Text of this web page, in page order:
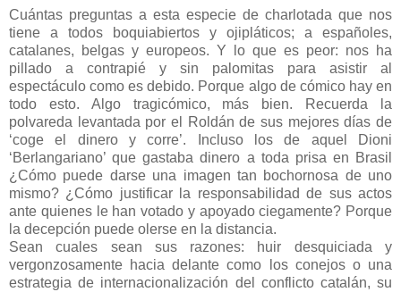
Cuántas preguntas a esta especie de charlotada que nos
tiene a todos boquiabiertos y ojipláticos; a españoles,
catalanes, belgas y europeos. Y lo que es peor: nos ha
pillado a contrapié y sin palomitas para asistir al
espectáculo como es debido. Porque algo de cómico hay en
todo esto. Algo tragicómico, más bien. Recuerda la
polvareda levantada por el Roldán de sus mejores días de
‘coge el dinero y corre’. Incluso los de aquel Dioni
‘Berlangariano’ que gastaba dinero a toda prisa en Brasil
¿Cómo puede darse una imagen tan bochornosa de uno
mismo? ¿Cómo justificar la responsabilidad de sus actos
ante quienes le han votado y apoyado ciegamente? Porque
la decepción puede olerse en la distancia.
Sean cuales sean sus razones: huir desquiciada y
vergonzosamente hacia delante como los conejos o una
estrategia de internacionalización del conflicto catalán, su